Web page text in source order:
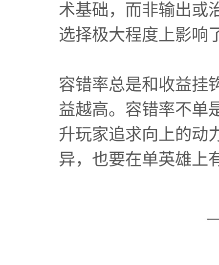
术基础，而非输出或
选择极大程度上影响
容错率总是和收益挂
益越高。容错率不单
升玩家追求向上的动
异，也要在单英雄上